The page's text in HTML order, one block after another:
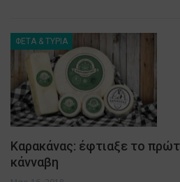
ΦΕΤΑ & ΤΥΡΙΑ
Καρακάνας: έφτιαξε το
κάνναβη